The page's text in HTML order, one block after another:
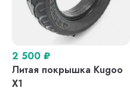
2 500 ₽
Литая покрышка Kugoo
X1